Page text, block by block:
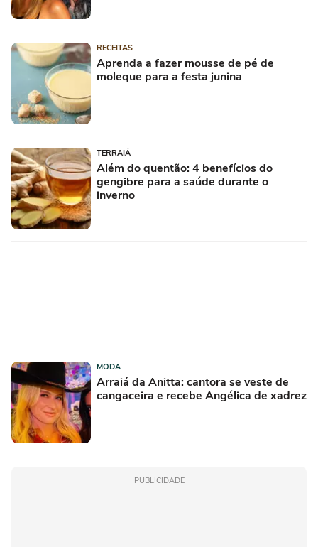
RECEITAS
Aprenda a fazer mousse de pé de
moleque para a festa junina
TERRAIÁ
Além do quentão: 4 benefícios do
gengibre para a saúde durante o
inverno
MODA
Arraiá da Anitta: cantora se veste de
cangaceira e recebe Angélica de xadrez
PUBLICIDADE